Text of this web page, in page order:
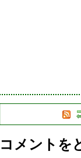
コメントを